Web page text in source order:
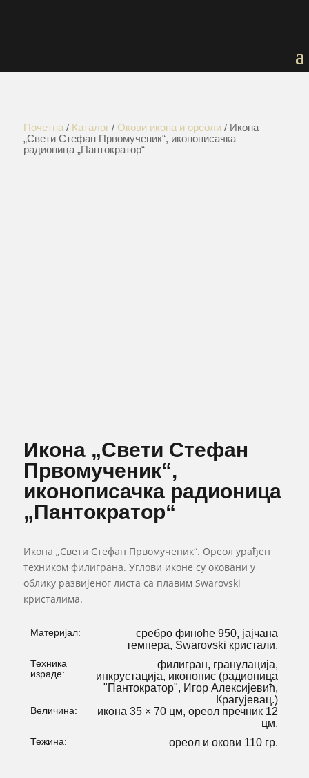
Почетна / Каталог/ Окови икона и ореоли/ Икона
„Свети Стефан Првомученик“, иконописачка
радионица „Пантократор“
Икона „Свети Стефан
Првомученик“,
иконописачка радионица
„Пантократор“
Икона „Свети Стефан Првомученик“. Ореол урађен
техником филиграна. Углови иконе су оковани у
облику развијеног листа са плавим Swarovski
кристалима.
Материјал:
сребро финоће 950, јајчана
темпера, Swarovski кристали.
Техника
израде:
филигран, гранулација,
инкрустација, иконопис (радионица
"Пантократор", Игор Алексијевић,
Крагујевац.)
Величина:
икона 35 × 70 цм, ореол пречник 12
цм.
Тежина: ореол и окови 110 гр.